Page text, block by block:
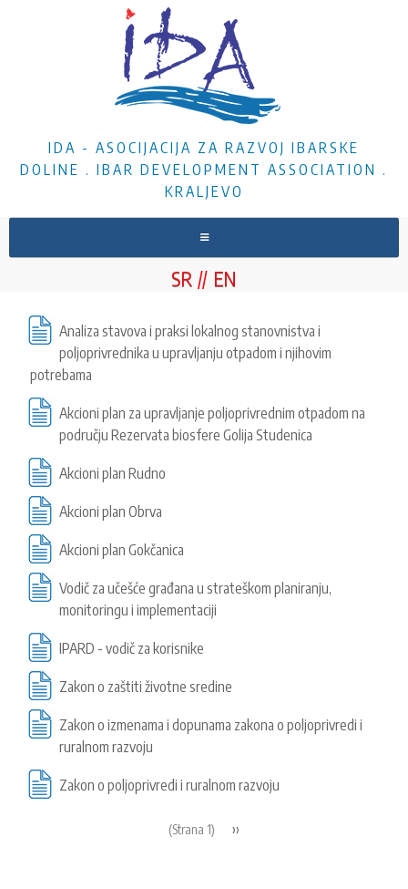
IDA - ASOCIJACIJA ZA RAZVOJ IBARSKE
DOLINE . IBAR DEVELOPMENT ASSOCIATION .
KRALJEVO
VESTI
PROJEKTI
DOKUMENTA
KONTAKT
SEARCH
FORM
PRETRAGA
SR EN
Analiza stavova i praksi lokalnog stanovnistva i
poljoprivrednika u upravljanju otpadom i njihovim
potrebama
Akcioni plan za upravljanje poljoprivrednim otpadom na
području Rezervata biosfere Golija Studenica
Akcioni plan Rudno
Akcioni plan Obrva
Akcioni plan Gokčanica
Vodič za učešće građana u strateškom planiranju,
monitoringu i implementaciji
IPARD - vodič za korisnike
Zakon o zaštiti životne sredine
Zakon o izmenama i dopunama zakona o poljoprivredi i
ruralnom razvoju
Zakon o poljoprivredi i ruralnom razvoju
(Strana 1)
Next
››